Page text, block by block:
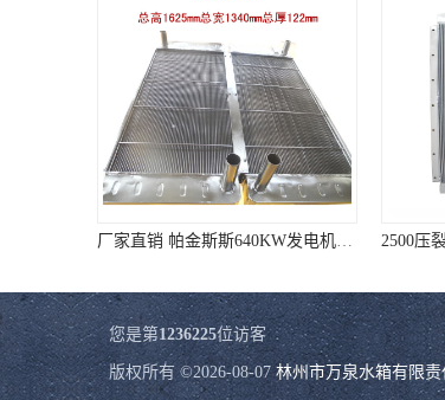
厂家直销 帕金斯斯640KW发电机机组散热器
您是第1236225位访客
版权所有 ©2026-08-07林州市万泉水箱有限责